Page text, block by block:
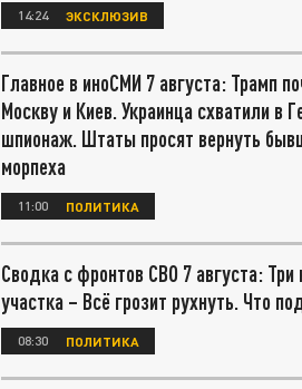
14:24 ЭКСКЛЮЗИВ
Главное в иноСМИ 7 августа: Трамп
Москву и Киев. Украинца схватили в
шпионаж. Штаты просят вернуть
морпеха
11:00 ПОЛИТИКА
Сводка с фронтов СВО 7 августа: Три
участка – Всё грозит рухнуть. Что
08:30 ПОЛИТИКА